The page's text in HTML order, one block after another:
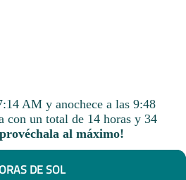
AM y anochece a las 9:48
con un total de 14 horas y 34
al máximo!
DE SOL